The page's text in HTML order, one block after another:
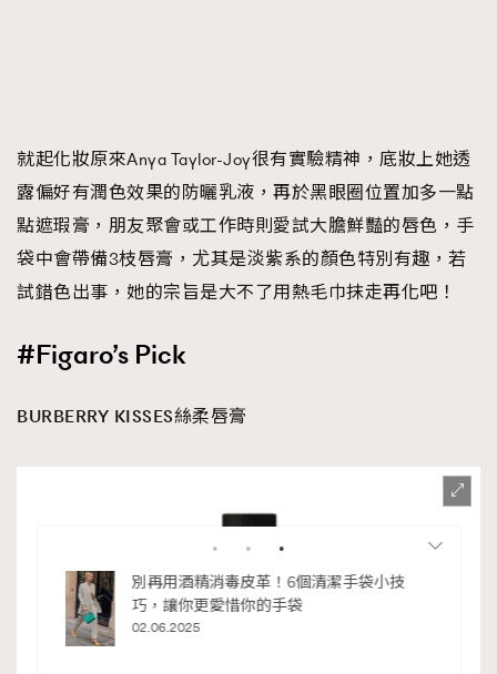
就起化妝原來Anya Taylor-Joy很有實驗精神，底妝上她透
露偏好有潤色效果的防曬乳液，再於黑眼圈位置加多一點
點遮瑕膏，朋友聚會或工作時則愛試大膽鮮豔的唇色，手
袋中會帶備3枝唇膏，尤其是淡紫系的顏色特別有趣，若
試錯色出事，她的宗旨是大不了用熱毛巾抹走再化吧！
#Figaro’s Pick
BURBERRY KISSES絲柔唇膏
別再用酒精消毒皮革！6個清潔手袋小技
巧，讓你更愛惜你的手袋
02.06.2025